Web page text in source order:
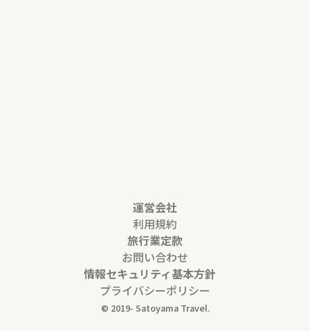
運営会社
利用規約
旅行業定款
お問い合わせ
情報セキュリティ基本方針
プライバシーポリシー
© 2019- Satoyama Travel.